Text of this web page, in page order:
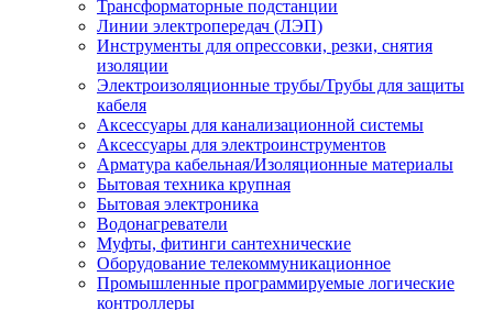
Трансформаторные подстанции
Линии электропередач (ЛЭП)
Инструменты для опрессовки, резки, снятия
изоляции
Электроизоляционные трубы/Трубы для защиты
кабеля
Аксессуары для канализационной системы
Аксессуары для электроинструментов
Арматура кабельная/Изоляционные материалы
Бытовая техника крупная
Бытовая электроника
Водонагреватели
Муфты, фитинги сантехнические
Оборудование телекоммуникационное
Промышленные программируемые логические
контроллеры